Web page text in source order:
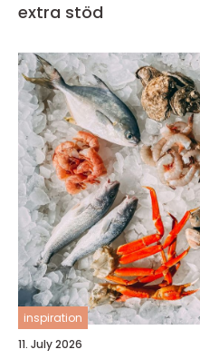
extra stöd
inspiration
11. July 2026